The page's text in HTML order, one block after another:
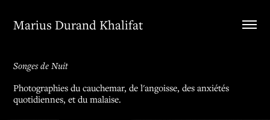
Marius Durand Khalifat
Songes de Nuit
Photographies du cauchemar, de l'angoisse, des anxiétés
quotidiennes, et du malaise.